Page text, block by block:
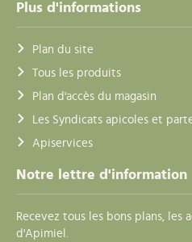
Plus d'informations
Plan du site
Tous les produits
Plan d'accès du magasin
Les Syndicats apicoles et
Apiservices
Notre lettre d'information
Recevez tous les bons plans, les
d'Apimiel.